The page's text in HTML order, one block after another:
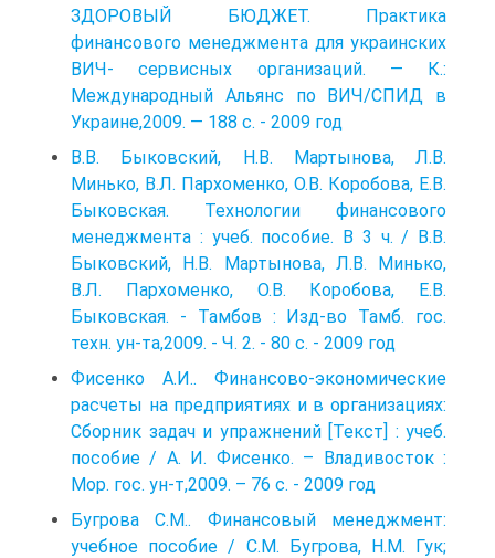
ЗДОРОВЫЙ БЮДЖЕТ. Практика
финансового менеджмента для украинских
ВИЧ- сервисных организаций. — К.:
Международный Альянс по ВИЧ/СПИД в
Украине,2009. — 188 с. - 2009 год
В.В. Быковский, Н.В. Мартынова, Л.В.
Минько, В.Л. Пархоменко, О.В. Коробова, Е.В.
Быковская. Технологии финансового
менеджмента : учеб. пособие. В 3 ч. / В.В.
Быковский, Н.В. Мартынова, Л.В. Минько,
В.Л. Пархоменко, О.В. Коробова, Е.В.
Быковская. - Тамбов : Изд-во Тамб. гос.
техн. ун-та,2009. - Ч. 2. - 80 с. - 2009 год
Фисенко А.И.. Финансово-экономические
расчеты на предприятиях и в организациях:
Сборник задач и упражнений [Текст] : учеб.
пособие / А. И. Фисенко. – Владивосток :
Мор. гос. ун-т,2009. – 76 с. - 2009 год
Бугрова С.М.. Финансовый менеджмент:
учебное пособие / С.М. Бугрова, Н.М. Гук;